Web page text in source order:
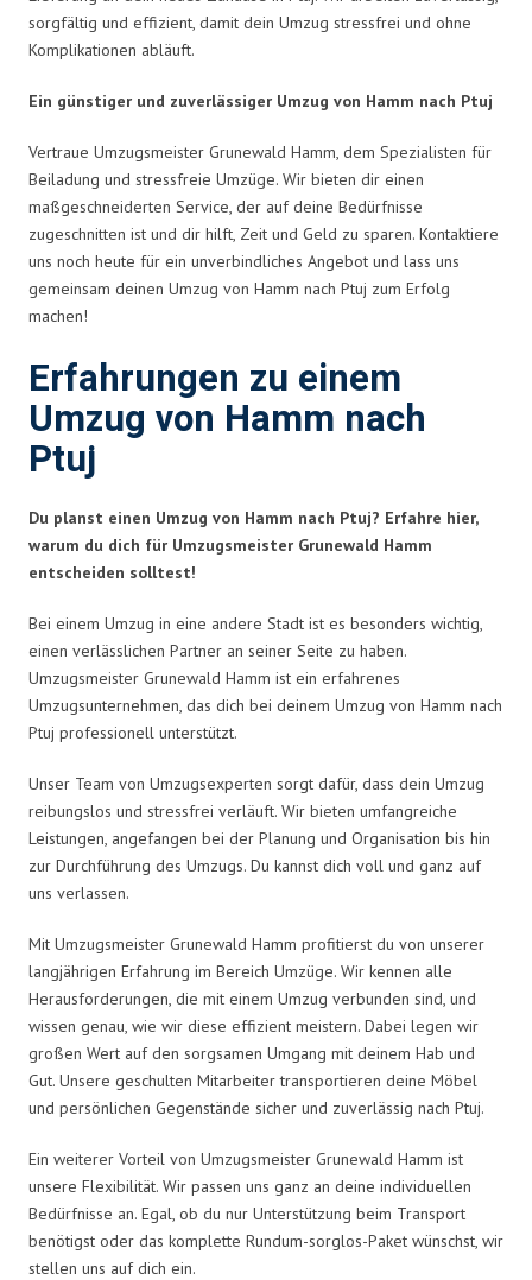
sorgfältig und effizient, damit dein Umzug stressfrei und ohne
Komplikationen abläuft.
Ein günstiger und zuverlässiger Umzug von Hamm nach Ptuj
Vertraue Umzugsmeister Grunewald Hamm, dem Spezialisten für
Beiladung und stressfreie Umzüge. Wir bieten dir einen
maßgeschneiderten Service, der auf deine Bedürfnisse
zugeschnitten ist und dir hilft, Zeit und Geld zu sparen. Kontaktiere
uns noch heute für ein unverbindliches Angebot und lass uns
gemeinsam deinen Umzug von Hamm nach Ptuj zum Erfolg
machen!
Erfahrungen zu einem
Umzug von Hamm nach
Ptuj
Du planst einen Umzug von Hamm nach Ptuj? Erfahre hier,
warum du dich für Umzugsmeister Grunewald Hamm
entscheiden solltest!
Bei einem Umzug in eine andere Stadt ist es besonders wichtig,
einen verlässlichen Partner an seiner Seite zu haben.
Umzugsmeister Grunewald Hamm ist ein erfahrenes
Umzugsunternehmen, das dich bei deinem Umzug von Hamm nach
Ptuj professionell unterstützt.
Unser Team von Umzugsexperten sorgt dafür, dass dein Umzug
reibungslos und stressfrei verläuft. Wir bieten umfangreiche
Leistungen, angefangen bei der Planung und Organisation bis hin
zur Durchführung des Umzugs. Du kannst dich voll und ganz auf
uns verlassen.
Mit Umzugsmeister Grunewald Hamm profitierst du von unserer
langjährigen Erfahrung im Bereich Umzüge. Wir kennen alle
Herausforderungen, die mit einem Umzug verbunden sind, und
wissen genau, wie wir diese effizient meistern. Dabei legen wir
großen Wert auf den sorgsamen Umgang mit deinem Hab und
Gut. Unsere geschulten Mitarbeiter transportieren deine Möbel
und persönlichen Gegenstände sicher und zuverlässig nach Ptuj.
Ein weiterer Vorteil von Umzugsmeister Grunewald Hamm ist
unsere Flexibilität. Wir passen uns ganz an deine individuellen
Bedürfnisse an. Egal, ob du nur Unterstützung beim Transport
benötigst oder das komplette Rundum-sorglos-Paket wünschst, wir
stellen uns auf dich ein.